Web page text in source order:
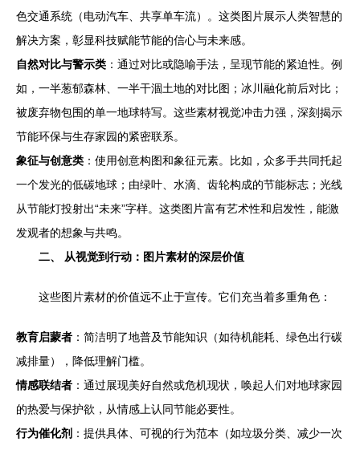
色交通系统（电动汽车、共享单车流）。这类图片展示人类智慧的
解决方案，彰显科技赋能节能的信心与未来感。
自然对比与警示类 ：通过对比或隐喻手法，呈现节能的紧迫性。例
如，一半葱郁森林、一半干涸土地的对比图；冰川融化前后对比；
被废弃物包围的单一地球特写。这些素材视觉冲击力强，深刻揭示
节能环保与生存家园的紧密联系。
象征与创意类 ：使用创意构图和象征元素。比如，众多手共同托起
一个发光的低碳地球；由绿叶、水滴、齿轮构成的节能标志；光线
从节能灯投射出“未来”字样。这类图片富有艺术性和启发性，能激
发观者的想象与共鸣。
二、 从视觉到行动：图片素材的深层价值
这些图片素材的价值远不止于宣传。它们充当着多重角色：
教育启蒙者 ：简洁明了地普及节能知识（如待机能耗、绿色出行碳
减排量），降低理解门槛。
情感联结者 ：通过展现美好自然或危机现状，唤起人们对地球家园
的热爱与保护欲，从情感上认同节能必要性。
行为催化剂 ：提供具体、可视的行为范本（如垃圾分类、减少一次